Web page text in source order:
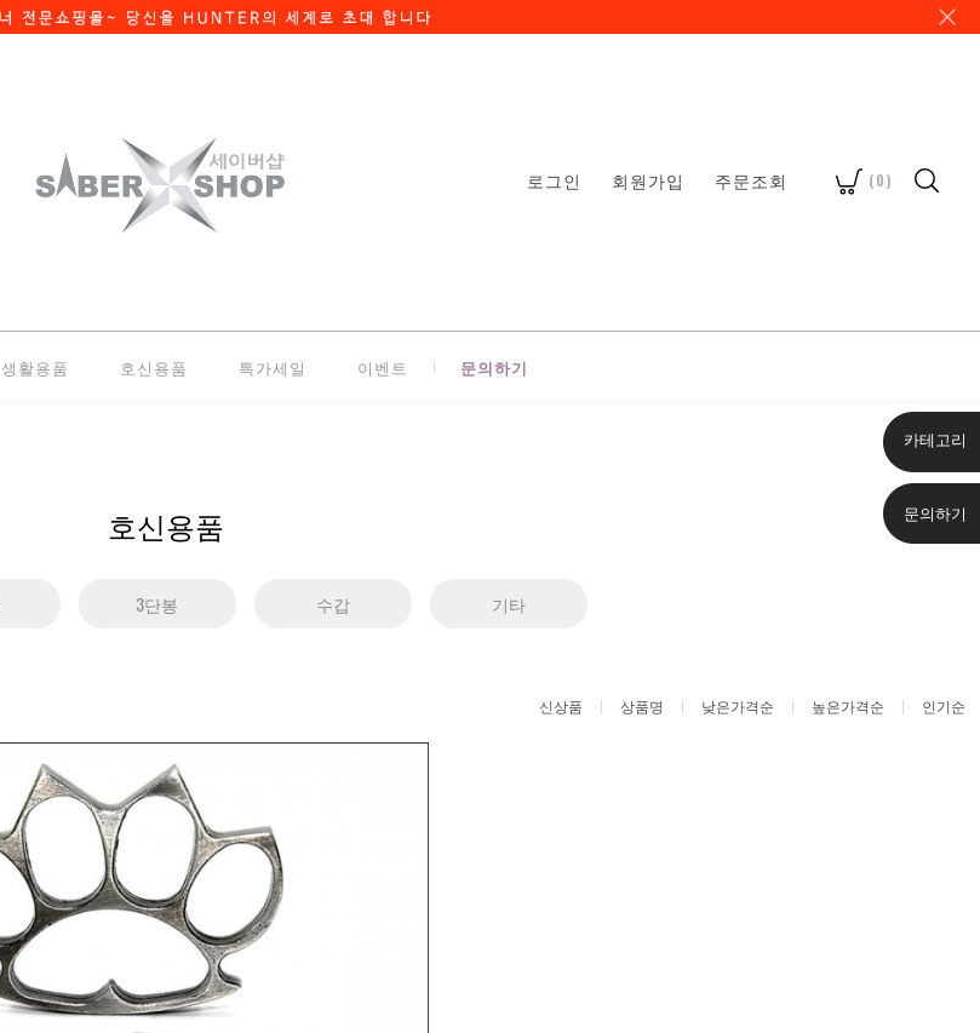
로그인 회원가입 주문조회 (0)
생활용품 호신용품 특가세일 이벤트 문의하기
카테고리
문의하기
호신용품
3단봉 수갑 기타
신상품 상품명 낮은가격순 높은가격순 인기순